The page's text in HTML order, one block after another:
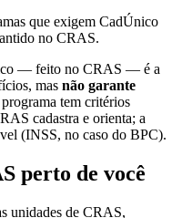
que exigem CadÚnico
no CRAS.
— feito no CRAS — é a
mas não garante
tem critérios
cadastra e orienta; a
(INSS, no caso do BPC).
perto de você
unidades de CRAS,